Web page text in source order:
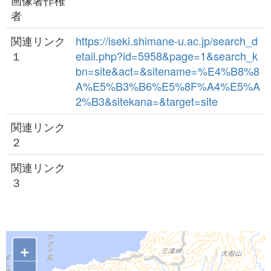
者
関連リンク
１
https://iseki.shimane-u.ac.jp/search_d
etail.php?id=5958&page=1&search_k
bn=site&act=&sitename=%E4%B8%8
A%E5%B3%B6%E5%8F%A4%E5%A
2%B3&sitekana=&target=site
関連リンク
２
関連リンク
３
+